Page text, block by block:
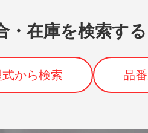
・在庫を検索する
から検索 品